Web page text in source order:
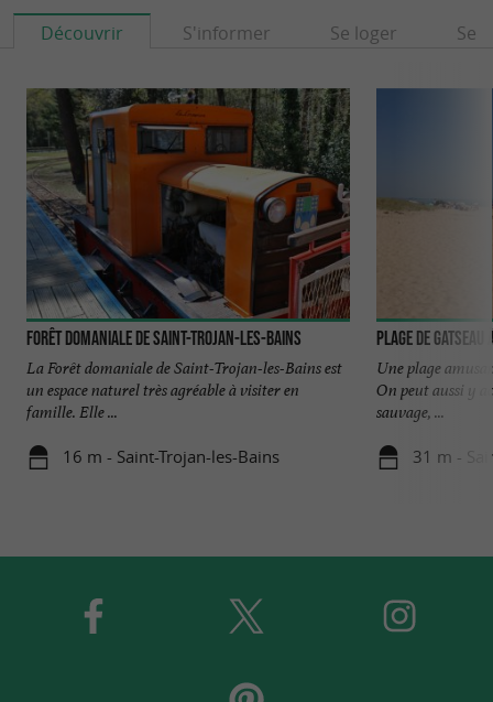
Découvrir S'informer Se loger Se
Forêt domaniale de Saint-Trojan-les-Bains
La Forêt domaniale de Saint-Trojan-les-Bains est
un espace naturel très agréable à visiter en
famille. Elle ...
16 m - Saint-Trojan-les-Bains
Plage de
Une plage
On peut aussi y
sauvage, ...
31 m -